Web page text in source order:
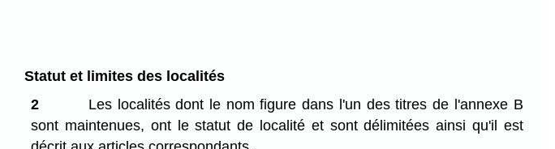
Statut et limites des localités
2
Les localités dont le nom figure dans l'un des titres de l'annexe B
sont maintenues, ont le statut de localité et sont délimitées ainsi qu'il est